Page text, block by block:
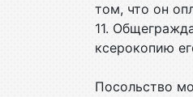
том, что он
11.
ксерокопию
Посольство